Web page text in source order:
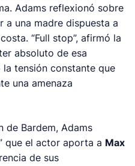
Adams reflexionó sobre
a una madre dispuesta a
“Full stop”, afirmó la
absoluto de esa
tensión constante que
una amenaza
de Bardem, Adams
que el actor aporta a Max
de sus